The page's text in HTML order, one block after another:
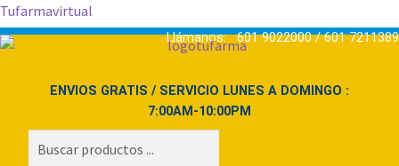
Tufarmavirtual
Llámanos: 601 9022000 / 601 7211389
ENVIOS GRATIS / SERVICIO LUNES A DOMINGO :
7:00AM-10:00PM